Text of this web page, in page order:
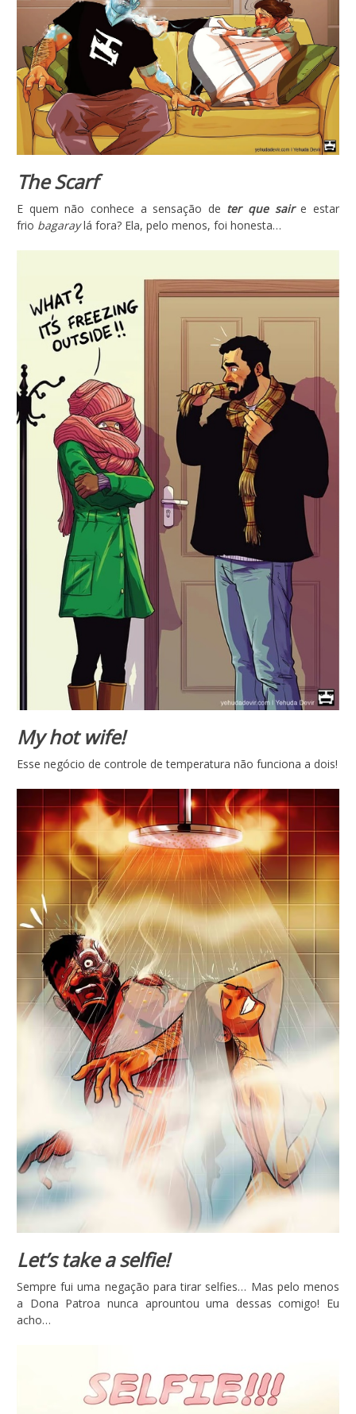
The Scarf
E quem não conhece a sensação de ter que saire estar
frio bagaraylá fora? Ela, pelo menos, foi honesta…
My hot wife!
Esse negócio de controle de temperatura não funciona a dois!
Let’s take a selfie!
Sempre fui uma negação para tirar selfies… Mas pelo menos
a Dona Patroa nunca aprountou uma dessas comigo! Eu
acho…